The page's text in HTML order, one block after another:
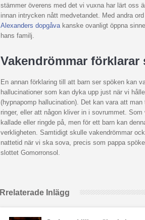
stämmer överens med det vi vuxna har lärt oss
innan intrycken nått medvetandet. Med andra
Alexanders dopgåvakanske ovanligt öppna
hans familj.
Vakendrömmar
En annan förklaring till att barn ser spöken kan
hallucinationer som kan dyka upp just när vi
(hypnapomp hallucination). Det kan vara att
ringer, eller att någon kliver in i sovrummet.
kallade eller ringde på, men för ett barn kan
verkligheten. Samtidigt skulle vakendrömmar
nattetid när vi ska sova, precis som pappa
slottet Gomorronsol.
Rrelaterade Inlägg